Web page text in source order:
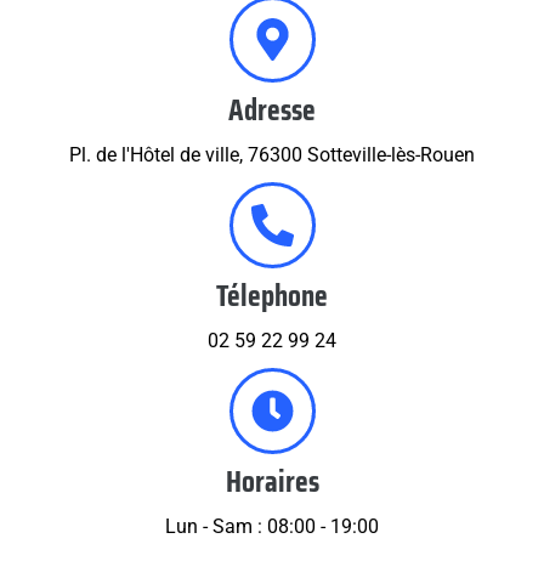
Adresse
Pl. de l'Hôtel de ville, 76300 Sotteville-lès-Rouen
Télephone
02 59 22 99 24
Horaires
Lun - Sam : 08:00 - 19:00